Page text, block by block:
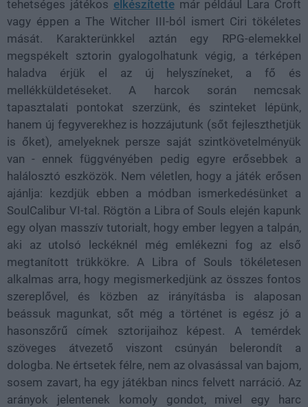
tehetséges játékos elkészítettemár például Lara Croft
vagy éppen a The Witcher III-ból ismert Ciri tökéletes
mását. Karakterünkkel aztán egy RPG-elemekkel
megspékelt sztorin gyalogolhatunk végig, a térképen
haladva érjük el az új helyszíneket, a fő és
mellékküldetéseket. A harcok során nemcsak
tapasztalati pontokat szerzünk, és szinteket lépünk,
hanem új fegyverekhez is hozzájutunk (sőt fejleszthetjük
is őket), amelyeknek persze saját szintkövetelményük
van - ennek függvényében pedig egyre erősebbek a
halálosztó eszközök. Nem véletlen, hogy a játék erősen
ajánlja: kezdjük ebben a módban ismerkedésünket a
SoulCalibur VI-tal. Rögtön a Libra of Souls elején kapunk
egy olyan masszív tutorialt, hogy ember legyen a talpán,
aki az utolsó leckéknél még emlékezni fog az első
megtanított trükkökre. A Libra of Souls tökéletesen
alkalmas arra, hogy megismerkedjünk az összes fontos
szereplővel, és közben az irányításba is alaposan
beássuk magunkat, sőt még a történet is egész jó a
hasonszőrű címek sztorijaihoz képest. A temérdek
szöveges átvezető viszont csúnyán belerondít a
dologba. Ne értsetek félre, nem az olvasással van bajom,
sosem zavart, ha egy játékban nincs felvett narráció. Az
arányok jelentenek komoly gondot, mivel egy harc